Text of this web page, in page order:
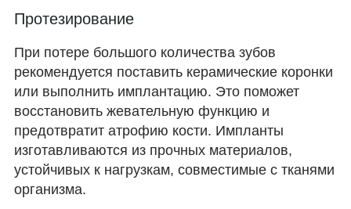
Протезирование
При потере большого количества зубов
рекомендуется поставить керамические коронки
или выполнить имплантацию. Это поможет
восстановить жевательную функцию и
предотвратит атрофию кости. Импланты
изготавливаются из прочных материалов,
устойчивых к нагрузкам, совместимые с тканями
организма.